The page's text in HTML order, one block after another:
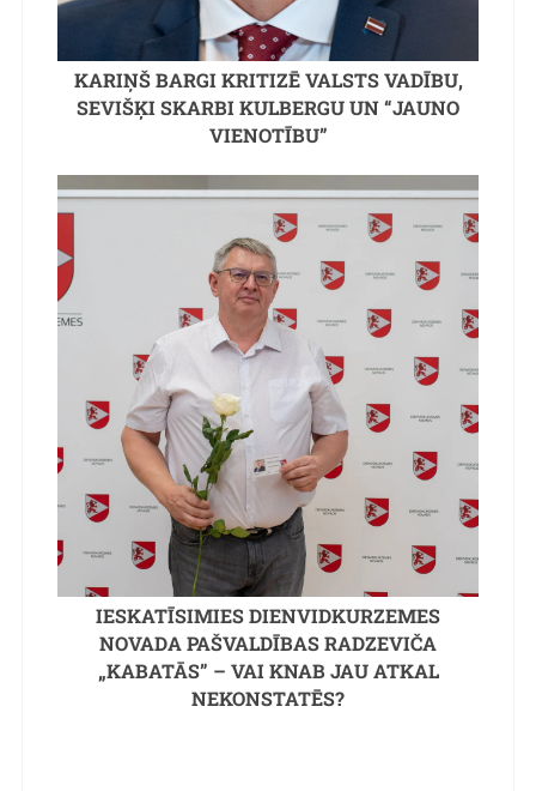
KARIŅŠ BARGI KRITIZĒ VALSTS VADĪBU,
SEVIŠĶI SKARBI KULBERGU UN “JAUNO
VIENOTĪBU”
IESKATĪSIMIES DIENVIDKURZEMES
NOVADA PAŠVALDĪBAS RADZEVIČA
„KABATĀS” – VAI KNAB JAU ATKAL
NEKONSTATĒS?